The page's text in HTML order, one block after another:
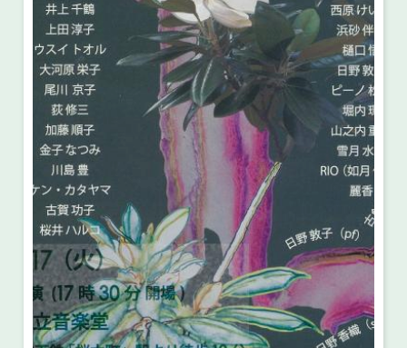
・ よくある質問
・ 空き状況
・ 抽選対象日
・ 利用料金
・ 音楽堂のご案内
・ フロアマップ
・ 芸術参与
・ 建築見学ツアー
神奈川県立音楽堂
SNS